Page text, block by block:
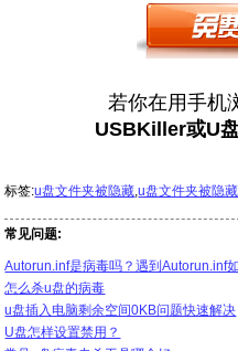
若你在用手机
USBKiller或U
标签:u盘文件夹被隐藏,u盘文件夹被隐藏
常见问题:
Autorun.inf是病毒吗？遇到Autorun.inf
怎么杀u盘的病毒
u盘插入电脑剩余空间0KB问题快速解决
U盘怎样设置禁用？